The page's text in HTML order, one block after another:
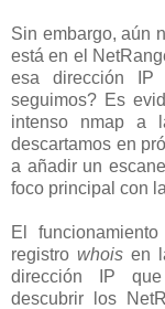
Sin embargo, aún
está en el
esa dirección
seguimos? Es
intenso nmap a
descartamos en
a añadir un
foco principal con
El
registro whoisen
dirección IP
descubrir los